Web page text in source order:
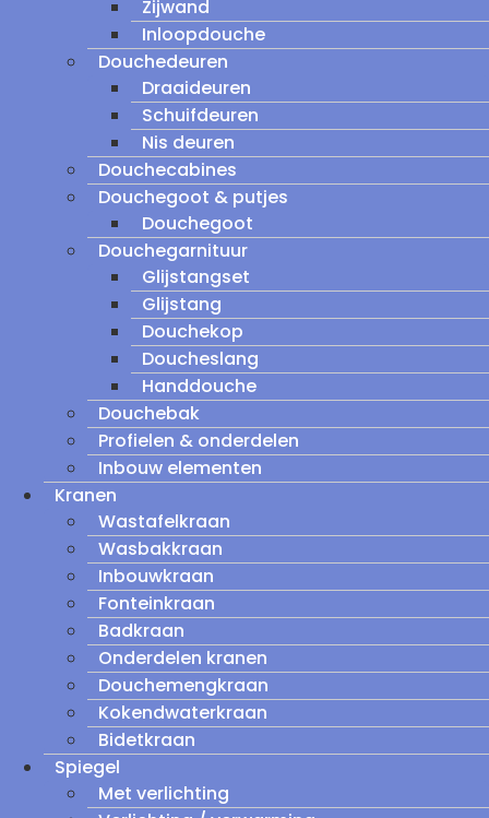
Zijwand
Inloopdouche
Douchedeuren
Draaideuren
Schuifdeuren
Nis deuren
Douchecabines
Douchegoot & putjes
Douchegoot
Douchegarnituur
Glijstangset
Glijstang
Douchekop
Doucheslang
Handdouche
Douchebak
Profielen & onderdelen
Inbouw elementen
Kranen
Wastafelkraan
Wasbakkraan
Inbouwkraan
Fonteinkraan
Badkraan
Onderdelen kranen
Douchemengkraan
Kokendwaterkraan
Bidetkraan
Spiegel
Met verlichting